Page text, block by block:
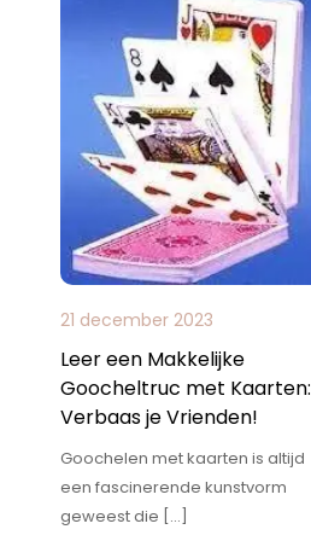
21 december 2023
Leer een Makkelijke
Goocheltruc met Kaarten:
Verbaas je Vrienden!
Goochelen met kaarten is altijd
een fascinerende kunstvorm
geweest die […]